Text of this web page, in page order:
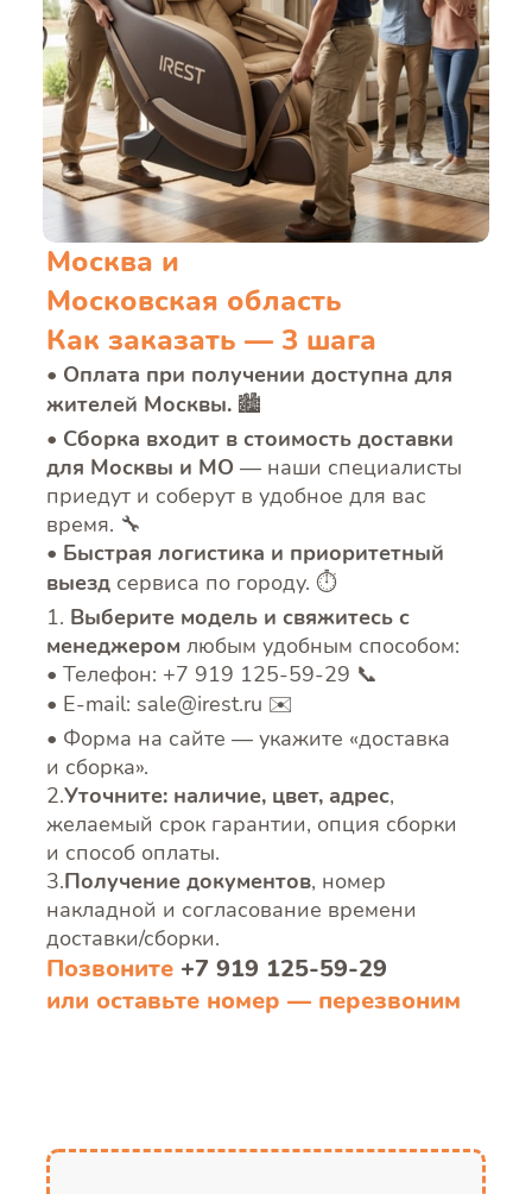
Москва и
Московская область
Как заказать — 3 шага
Оплата при получении доступна для
жителей Москвы. 🏙️
Сборка входит в стоимость доставки
для Москвы и МО — наши специалисты
приедут и соберут в удобное для вас
время. 🔧
Быстрая логистика и приоритетный
выезд сервиса по городу. ⏱️
Выберите модель и свяжитесь с
менеджером любым удобным способом:
Телефон: +7 919 125-59-29 📞
E‑mail: sale@irest.ru ✉️
Форма на сайте — укажите «доставка
и сборка».
2.Уточните: наличие, цвет, адрес,
желаемый срок гарантии, опция сборки
и способ оплаты.
3.Получение документов, номер
накладной и согласование времени
доставки/сборки.
Позвоните +7 919 125-59-29
или оставьте номер — перезвоним